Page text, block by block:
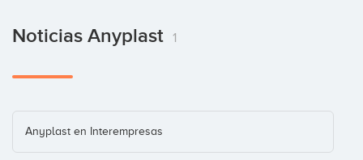
Noticias Anyplast 1
Anyplast en Interempresas